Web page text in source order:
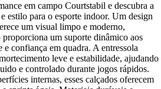
em campo Courtstabil e descubra a
estilo para o esporte indoor. Um design
um visual limpo e moderno,
um suporte dinâmico aos
e confiança em quadra. A entressola
leve e estabilidade, ajudando
e controlado durante jogos rápidos.
internas, esses calçados oferecem